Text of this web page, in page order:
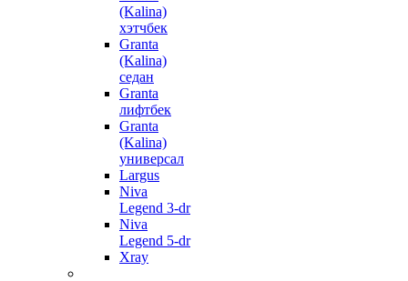
(Kalina)
хэтчбек
Granta
(Kalina)
седан
Granta
лифтбек
Granta
(Kalina)
универсал
Largus
Niva
Legend 3-dr
Niva
Legend 5-dr
Xray